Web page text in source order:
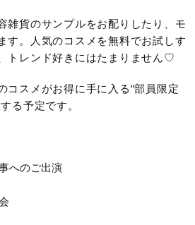
雑貨のサンプルをお配りしたり、モ
す。人気のコスメを無料でお試しす
トレンド好きにはたまりません♡
コスメがお得に手に入る“部員限定
る予定です。
へのご出演